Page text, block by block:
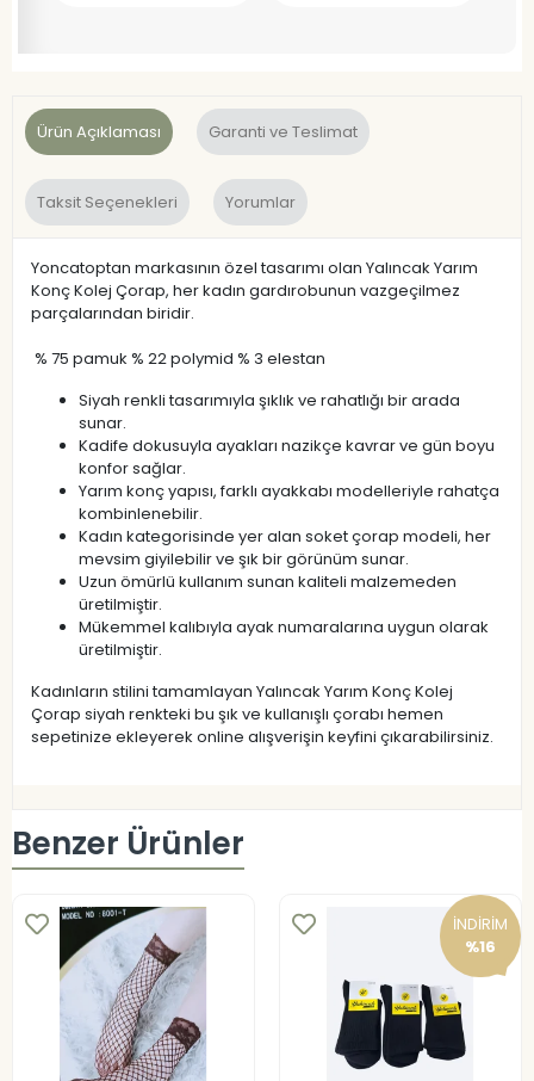
Ürün Açıklaması Garanti ve Teslimat
Taksit Seçenekleri Yorumlar
Yoncatoptan markasının özel tasarımı olan Yalıncak Yarım
Konç Kolej Çorap, her kadın gardırobunun vazgeçilmez
parçalarından biridir.
% 75 pamuk % 22 polymid % 3 elestan
Siyah renkli tasarımıyla şıklık ve rahatlığı bir arada
sunar.
Kadife dokusuyla ayakları nazikçe kavrar ve gün boyu
konfor sağlar.
Yarım konç yapısı, farklı ayakkabı modelleriyle rahatça
kombinlenebilir.
Kadın kategorisinde yer alan soket çorap modeli, her
mevsim giyilebilir ve şık bir görünüm sunar.
Uzun ömürlü kullanım sunan kaliteli malzemeden
üretilmiştir.
Mükemmel kalıbıyla ayak numaralarına uygun olarak
üretilmiştir.
Kadınların stilini tamamlayan Yalıncak Yarım Konç Kolej
Çorap siyah renkteki bu şık ve kullanışlı çorabı hemen
sepetinize ekleyerek online alışverişin keyfini çıkarabilirsiniz.
Benzer Ürünler
İNDİRİM
%16